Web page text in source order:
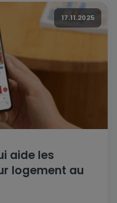
17.11.2025
aide les
logement au